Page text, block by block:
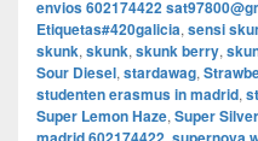
envios 602174422
Etiquetas#420galicia, sensi
skunk, skunk, skunk berry,
Sour Diesel, stardawag,
studenten erasmus in madrid,
Super Lemon Haze, Super